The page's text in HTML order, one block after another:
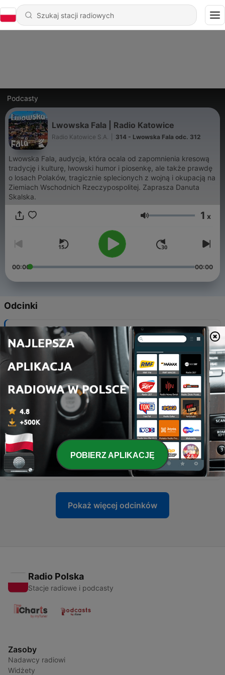
Podcasty
Lwowska Fala | Radio Katowice
Radio Katowice S.A. 314 - Lwowska Fala odc. 312
Lwowska Fala, audycja, która ocala od zapomnienia kresową
tradycję i kulturę, lwowski humor i piosenkę, ale także prawdę
o losach Polaków, tragicznie splecionych z wojną i okupacją na
Ziemiach Wschodnich Rzeczypospolitej. Zaprasza Danuta
Skalska.
Głośność 1 x
00:00 00:00
Odcinki
- Lwowska Fala odc. 312
28 cze 2026
313 - Lwowska Fala odc. 311
312 - Lwowska fala. Odc. 310
18 cze 2026
311 - Lwowska fala. Odc. 309
08 cze 2026
310 - Lwowska Fala. Odc. 308
31 maj 2026
Pokaż więcej odcinków
Radio Polska
Stacje radiowe i podcasty
Zasoby
Nadawcy radiowi
Widżety
POBIERZ APLIKACJĘ